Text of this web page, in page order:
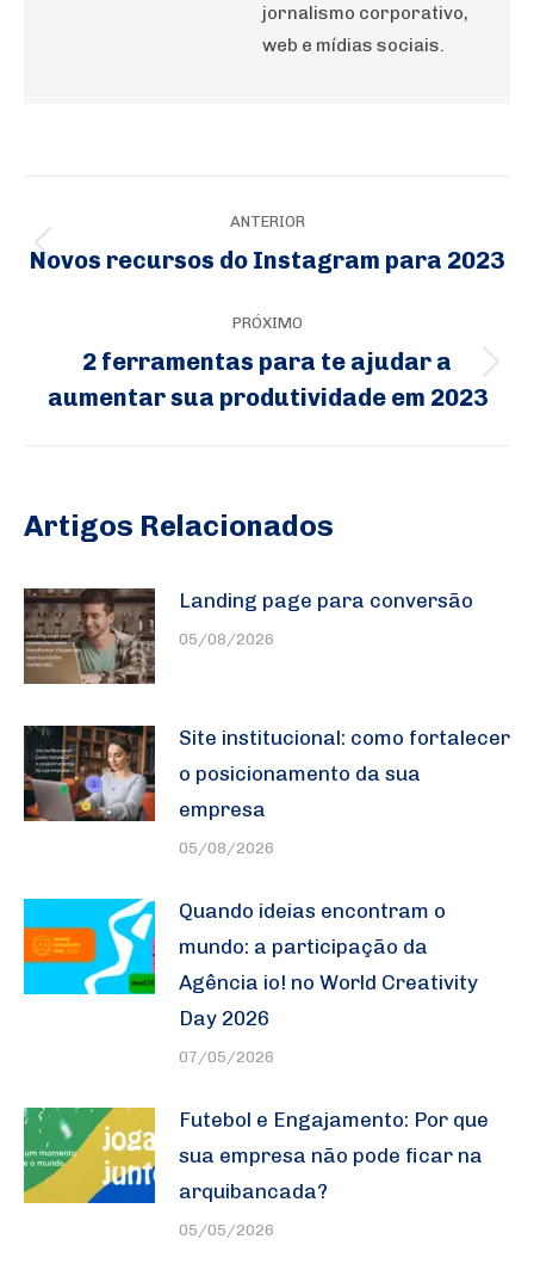
jornalismo corporativo,
web e mídias sociais.
de
ANTERIOR
Post
Novos recursos do Instagram para 2023
PRÓXIMO
2 ferramentas para te ajudar a
aumentar sua produtividade em 2023
Artigos Relacionados
Landing page para conversão
05/08/2026
Site institucional: como fortalecer
o posicionamento da sua
empresa
05/08/2026
Quando ideias encontram o
mundo: a participação da
Agência io! no World Creativity
Day 2026
07/05/2026
Futebol e Engajamento: Por que
sua empresa não pode ficar na
arquibancada?
05/05/2026